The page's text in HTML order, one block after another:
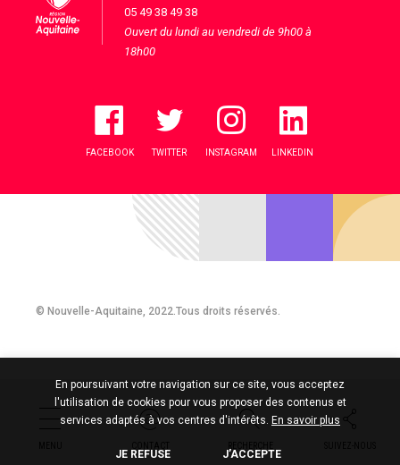
05 49 38 49 38
Ouvert du lundi au vendredi de 9h00 à
18h00
FACEBOOK TWITTER INSTAGRAM LINKEDIN
© Nouvelle-Aquitaine, 2022.Tous droits réservés.
En poursuivant votre navigation sur ce site, vous acceptez
l'utilisation de cookies pour vous proposer des contenus et
services adaptés à vos centres d'intérêts. En savoir plus
JE REFUSE J’ACCEPTE